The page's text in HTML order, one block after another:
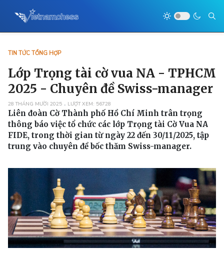
TIN TỨC TỔNG HỢP
Lớp Trọng tài cờ vua NA - TPHCM
2025 - Chuyên đề Swiss-manager
28 THÁNG MƯỜI 2025 LƯỢT XEM: 56728
Liên đoàn Cờ Thành phố Hồ Chí Minh trân trọng
thông báo việc tổ chức các lớp Trọng tài Cờ Vua NA
FIDE, trong thời gian từ ngày 22 đến 30/11/2025, tập
trung vào chuyên đề bốc thăm Swiss-manager.